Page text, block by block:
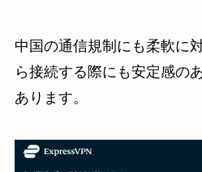
中国の通信規制にも柔軟に
ら接続する際にも安定感の
あります。